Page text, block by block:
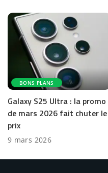
BONS PLANS
Galaxy S25 Ultra : la promo
de mars 2026 fait chuter le
prix
9 mars 2026